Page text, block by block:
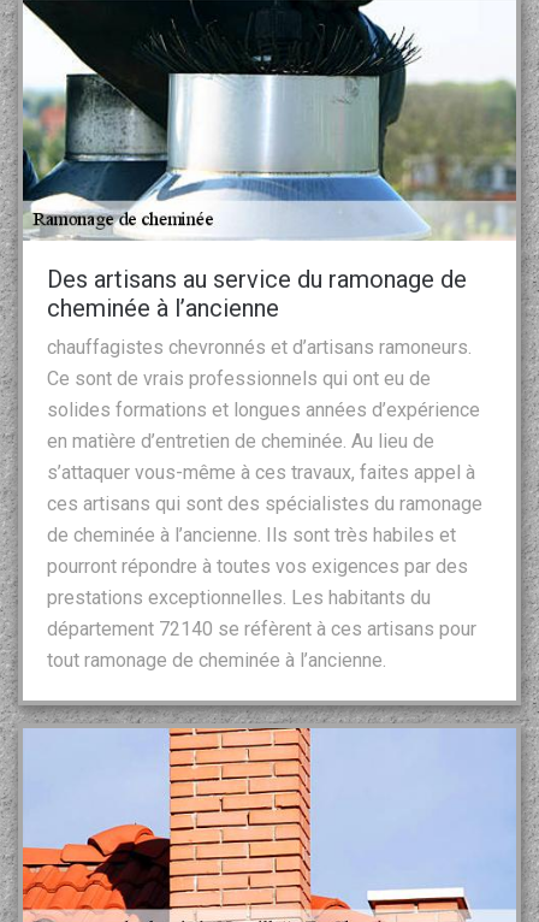
Des artisans au service du ramonage de
cheminée à l’ancienne
chauffagistes chevronnés et d’artisans ramoneurs.
Ce sont de vrais professionnels qui ont eu de
solides formations et longues années d’expérience
en matière d’entretien de cheminée. Au lieu de
s’attaquer vous-même à ces travaux, faites appel à
ces artisans qui sont des spécialistes du ramonage
de cheminée à l’ancienne. Ils sont très habiles et
pourront répondre à toutes vos exigences par des
prestations exceptionnelles. Les habitants du
département 72140 se réfèrent à ces artisans pour
tout ramonage de cheminée à l’ancienne.